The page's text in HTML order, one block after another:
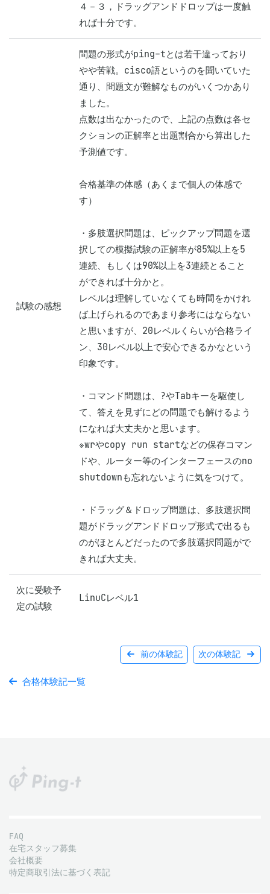
４－３，ドラッグアンドドロップは一度触
れば十分です。
試験の感想
問題の形式がping-tとは若干違っており
やや苦戦。cisco語というのを聞いていた
通り、問題文が難解なものがいくつかあり
ました。
点数は出なかったので、上記の点数は各セ
クションの正解率と出題割合から算出した
予測値です。
合格基準の体感（あくまで個人の体感で
す）
・多肢選択問題は、ピックアップ問題を選
択しての模擬試験の正解率が85%以上を5
連続、もしくは90%以上を3連続とること
ができれば十分かと。
レベルは理解していなくても時間をかけれ
ば上げられるのであまり参考にはならない
と思いますが、20レベルくらいが合格ライ
ン、30レベル以上で安心できるかなという
印象です。
・コマンド問題は、?やTabキーを駆使し
て、答えを見ずにどの問題でも解けるよう
になれば大丈夫かと思います。
※wrやcopy run startなどの保存コマン
ドや、ルーター等のインターフェースのno
shutdownも忘れないように気をつけて。
・ドラッグ＆ドロップ問題は、多肢選択問
題がドラッグアンドドロップ形式で出るも
のがほとんどだったので多肢選択問題がで
きれば大丈夫。
次に受験予
定の試験
LinuCレベル1
前の体験記 次の体験記
合格体験記一覧
FAQ
在宅スタッフ募集
会社概要
特定商取引法に基づく表記